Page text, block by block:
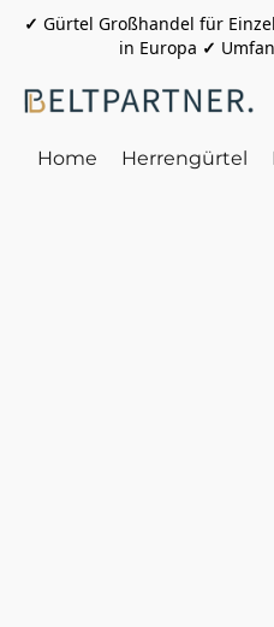
✓ Gürtel Großhandel für
in Europa ✓
Home Herrengürtel